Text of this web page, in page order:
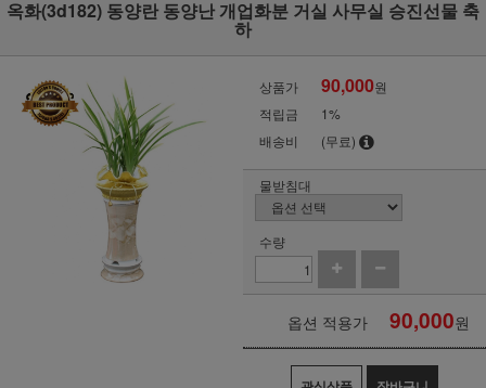
옥화(3d182) 동양란 동양난 개업화분 거실 사무실 승진선물 축
하
상품가 90,000원
적립금
1%
배송비
(무료)
물받침대
수량
옵션 적용가 90,000원